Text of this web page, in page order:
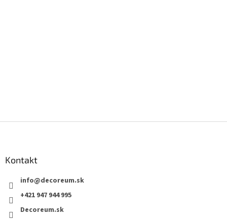
Kontakt
info@decoreum.sk
+421 947 944 995
Decoreum.sk